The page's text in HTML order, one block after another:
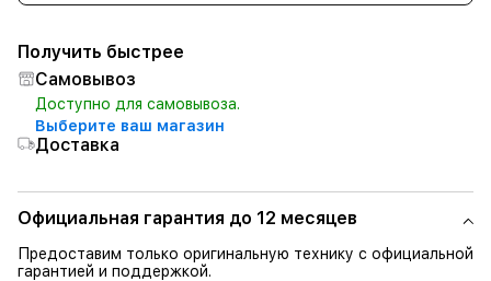
Получить быстрее
Самовывоз
Доступно для самовывоза.
Выберите ваш магазин
Доставка
Официальная гарантия до 12 месяцев
Предоставим только оригинальную технику с официальной
гарантией и поддержкой.